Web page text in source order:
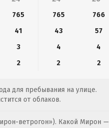
765 765
766
41 43
57
3 4
4
2 2 2
для пребывания на улице.
от облаков.
ветрогон»). Какой Мирон —